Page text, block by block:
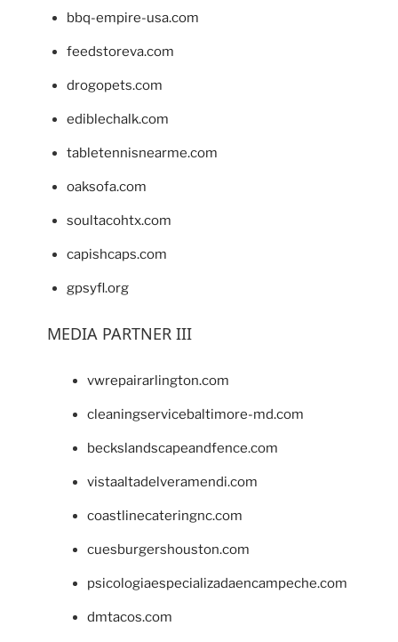
bbq-empire-usa.com
feedstoreva.com
drogopets.com
ediblechalk.com
tabletennisnearme.com
oaksofa.com
soultacohtx.com
capishcaps.com
gpsyfl.org
MEDIA PARTNER III
vwrepairarlington.com
cleaningservicebaltimore-md.com
beckslandscapeandfence.com
vistaaltadelveramendi.com
coastlinecateringnc.com
cuesburgershouston.com
psicologiaespecializadaencampeche.com
dmtacos.com